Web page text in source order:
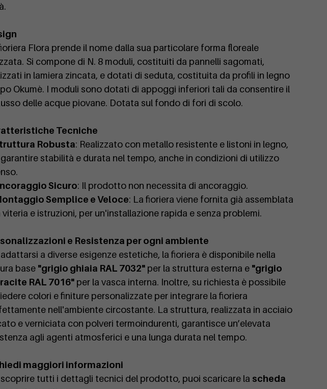
Flora prende il nome dalla sua particolare forma floreale
Si compone di N. 8 moduli, costituiti da pannelli sagomati,
in lamiera zincata, e dotati di seduta, costituita da profili in legno
Okumè. I moduli sono dotati di appoggi inferiori tali da consentire il
delle acque piovane. Dotata sul fondo di fori di scolo.
Tecniche
Robusta: Realizzato con metallo resistente e listoni in legno,
stabilità e durata nel tempo, anche in condizioni di utilizzo
Sicuro: Il prodotto non necessita di ancoraggio.
Semplice e Veloce: La fioriera viene fornita già assemblata
viteria e istruzioni, per un'installazione rapida e senza problemi.
e Resistenza per ogni ambiente
adattarsi a diverse esigenze estetiche, la fioriera è disponibile nella
base "grigio ghiaia RAL 7032" per la struttura esterna e "grigio
RAL 7016" per la vasca interna. Inoltre, su richiesta è possibile
colori e finiture personalizzate per integrare la fioriera
nell'ambiente circostante. La struttura, realizzata in acciaio
e verniciata con polveri termoindurenti, garantisce un’elevata
agli agenti atmosferici e una lunga durata nel tempo.
maggiori informazioni
scoprire tutti i dettagli tecnici del prodotto, puoi scaricare la scheda